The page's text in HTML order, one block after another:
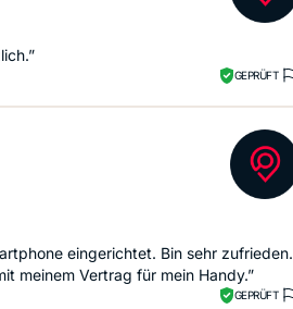
GEPRÜFT
eingerichtet. Bin sehr zufrieden.
meinem Vertrag für mein Handy.”
GEPRÜFT